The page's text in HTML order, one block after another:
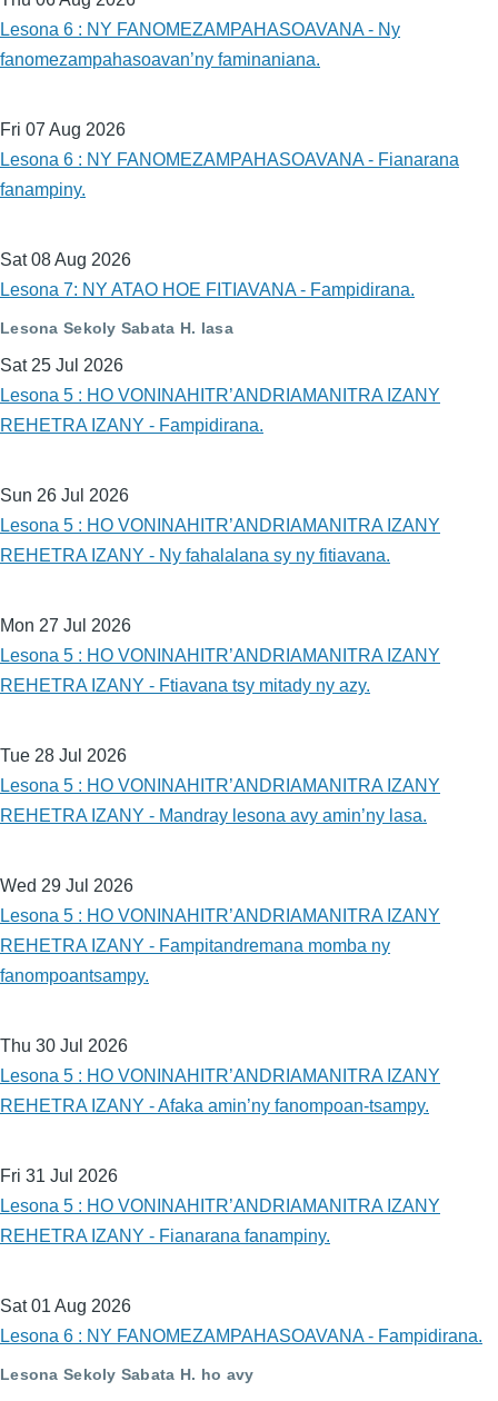
Lesona 6 : NY FANOMEZAMPAHASOAVANA - Ny
fanomezampahasoavan’ny faminaniana.
Fri 07 Aug 2026
Lesona 6 : NY FANOMEZAMPAHASOAVANA - Fianarana
fanampiny.
Sat 08 Aug 2026
Lesona 7: NY ATAO HOE FITIAVANA - Fampidirana.
Lesona Sekoly Sabata H. lasa
Sat 25 Jul 2026
Lesona 5 : HO VONINAHITR’ANDRIAMANITRA IZANY
REHETRA IZANY - Fampidirana.
Sun 26 Jul 2026
Lesona 5 : HO VONINAHITR’ANDRIAMANITRA IZANY
REHETRA IZANY - Ny fahalalana sy ny fitiavana.
Mon 27 Jul 2026
Lesona 5 : HO VONINAHITR’ANDRIAMANITRA IZANY
REHETRA IZANY - Ftiavana tsy mitady ny azy.
Tue 28 Jul 2026
Lesona 5 : HO VONINAHITR’ANDRIAMANITRA IZANY
REHETRA IZANY - Mandray lesona avy amin’ny lasa.
Wed 29 Jul 2026
Lesona 5 : HO VONINAHITR’ANDRIAMANITRA IZANY
REHETRA IZANY - Fampitandremana momba ny
fanompoantsampy.
Thu 30 Jul 2026
Lesona 5 : HO VONINAHITR’ANDRIAMANITRA IZANY
REHETRA IZANY - Afaka amin’ny fanompoan-tsampy.
Fri 31 Jul 2026
Lesona 5 : HO VONINAHITR’ANDRIAMANITRA IZANY
REHETRA IZANY - Fianarana fanampiny.
Sat 01 Aug 2026
Lesona 6 : NY FANOMEZAMPAHASOAVANA - Fampidirana.
Lesona Sekoly Sabata H. ho avy